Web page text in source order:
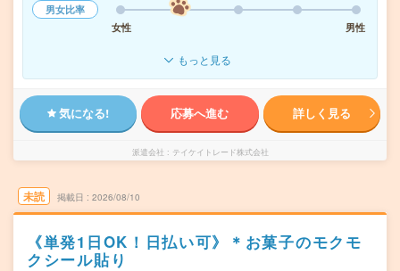
男女比率
女性
男性
もっと見る
気になる! 応募へ進む 詳しく見る
派遣会社 テイケイトレード株式会社
未読 掲載日 2026/08/10
《単発1日OK！日払い可》＊お菓子のモクモ
クシール貼り